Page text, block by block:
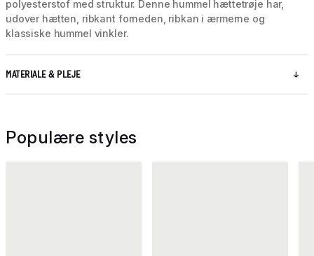
polyesterstof med struktur. Denne hummel hættetrøje har,
udover hætten, ribkant forneden, ribkan i ærmerne og
klassiske hummel vinkler.
MATERIALE & PLEJE
Populære styles